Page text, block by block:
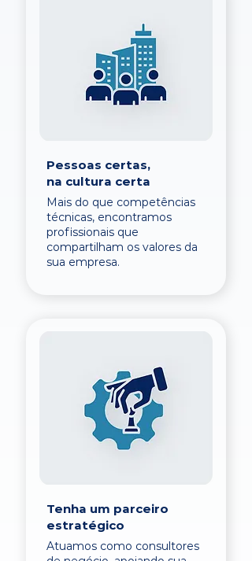
Pessoas certas,
na cultura certa
Mais do que competências
técnicas, encontramos
profissionais que
compartilham os valores da
sua empresa.
Tenha um parceiro
estratégico
Atuamos como consultores